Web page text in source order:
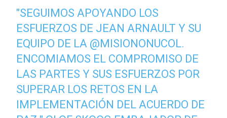
"SEGUIMOS APOYANDO LOS
ESFUERZOS DE JEAN ARNAULT Y SU
EQUIPO DE LA @MISIONONUCOL.
ENCOMIAMOS EL COMPROMISO DE
LAS PARTES Y SUS ESFUERZOS POR
SUPERAR LOS RETOS EN LA
IMPLEMENTACIÓN DEL ACUERDO DE